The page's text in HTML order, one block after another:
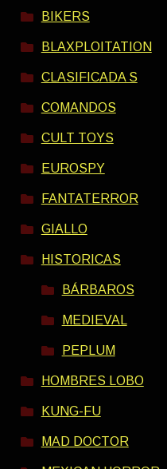
BIKERS
BLAXPLOITATION
CLASIFICADA S
COMANDOS
CULT TOYS
EUROSPY
FANTATERROR
GIALLO
HISTORICAS
BÁRBAROS
MEDIEVAL
PEPLUM
HOMBRES LOBO
KUNG-FU
MAD DOCTOR